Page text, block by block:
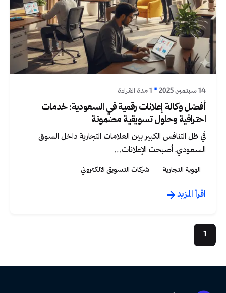
نُشر بواسطة
Graphica Ltd
14 سبتمبر، 2025 1 مدة القراءة
أفضل وكالة إعلانات رقمية في السعودية: خدمات
احترافية وحلول تسويقية مضمونة
في ظل التنافس الكبير بين العلامات التجارية داخل السوق
السعودي، أصبحت الإعلانات...
الهوية التجارية شركات التسويق الالكتروني
اقرأ المزيد
1